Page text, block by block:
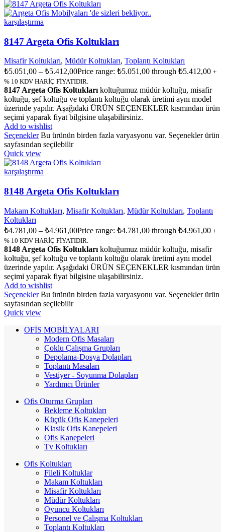
karşılaştırma
8147 Argeta Ofis Koltukları
Misafir Koltukları, Müdür Koltukları, Toplantı Koltukları
₺5.051,00 – ₺5.412,00Price range: ₺5.051,00 through ₺5.412,00 +
% 10 KDV HARİÇ FİYATIDIR.
8147 Argeta Ofis Koltuklarıkoltuğumuz müdür koltuğu, misafir
koltuğu, şef koltuğu ve toplantı koltuğu olarak üretimi aynı model
üzerinde yapılır. Aşağıdaki ÜRÜN SEÇENEKLER kısmından ürün
seçimi yaparak fiyat bilgisine ulaşabilirsiniz.
Add to wishlist
Seçenekler Bu ürünün birden fazla varyasyonu var. Seçenekler ürün
sayfasından seçilebilir
Quick view
karşılaştırma
8148 Argeta Ofis Koltukları
Makam Koltukları, Misafir Koltukları, Müdür Koltukları, Toplantı
Koltukları
₺4.781,00 – ₺4.961,00Price range: ₺4.781,00 through ₺4.961,00 +
% 10 KDV HARİÇ FİYATIDIR.
8148 Argeta Ofis Koltukları koltuğumuz müdür koltuğu, misafir
koltuğu, şef koltuğu ve toplantı koltuğu olarak üretimi aynı model
üzerinde yapılır. Aşağıdaki ÜRÜN SEÇENEKLER kısmından ürün
seçimi yaparak fiyat bilgisine ulaşabilirsiniz.
Add to wishlist
Seçenekler Bu ürünün birden fazla varyasyonu var. Seçenekler ürün
sayfasından seçilebilir
Quick view
OFİS MOBİLYALARI
Modern Ofis Masaları
Çoklu Çalışma Grupları
Depolama-Dosya Dolapları
Toplantı Masaları
Vestiyer - Soyunma Dolapları
Yardımcı Ürünler
Ofis Oturma Grupları
Bekleme Koltukları
Küçük Ofis Kanepeleri
Klasik Ofis Kanepeleri
Ofis Kanepeleri
Tv Koltukları
Ofis Koltukları
Fileli Koltuklar
Makam Koltukları
Misafir Koltukları
Müdür Koltukları
Oyuncu Koltukları
Personel ve Çalışma Koltukları
Toplantı Koltukları